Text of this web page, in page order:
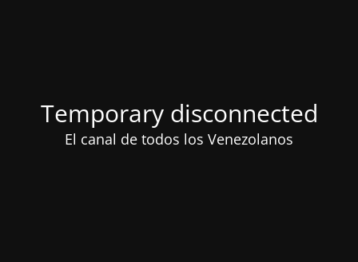
Temporary disconnected
El canal de todos los Venezolanos